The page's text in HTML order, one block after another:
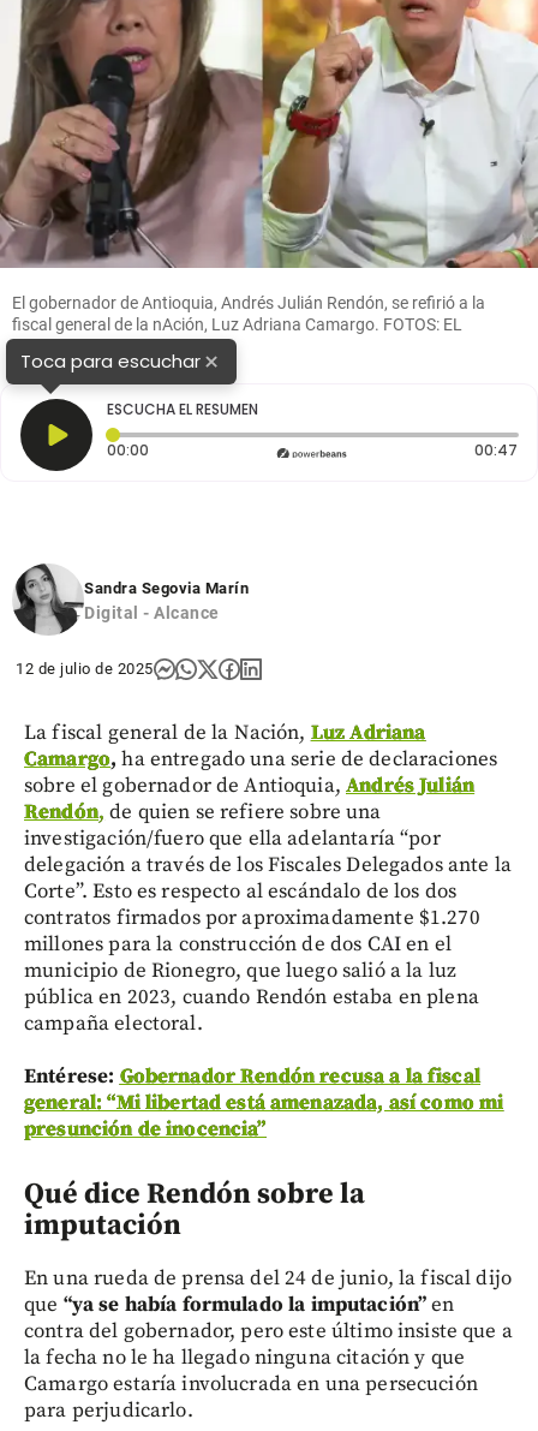
El gobernador de Antioquia, Andrés Julián Rendón, se refirió a la
fiscal general de la nAción, Luz Adriana Camargo. FOTOS: EL
COLOMBIANO
Toca para escuchar×
ESCUCHA EL RESUMEN
00:00 Tiempo transcurrido: 0 segundos 00:47
Sandra Segovia Marín
Digital - Alcance
12 de julio de 2025
La fiscal general de la Nación, Luz Adriana
Camargo, ha entregado una serie de declaraciones
sobre el gobernador de Antioquia,Andrés Julián
Rendón, de quien se refiere sobre una
investigación/fuero que ella adelantaría “por
delegación a través de los Fiscales Delegados ante la
Corte”. Esto es respecto al escándalo de los dos
contratos firmados por aproximadamente $1.270
millones para la construcción de dos CAI en el
municipio de Rionegro, que luego salió a la luz
pública en 2023, cuando Rendón estaba en plena
campaña electoral.
Entérese: Gobernador Rendón recusa a la fiscal
general: “Mi libertad está amenazada, así como mi
presunción de inocencia”
Qué dice Rendón sobre la
imputación
En una rueda de prensa del 24 de junio, la fiscal dijo
que “ya se había formulado la imputación”en
contra del gobernador, pero este último insiste que a
la fecha no le ha llegado ninguna citación y que
Camargo estaría involucrada en una persecución
para perjudicarlo.